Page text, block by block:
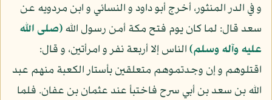
و في الدر المنثور، أخرج أبو داود و النسائي و ابن مردويه عن
سعد قال: لما كان يوم فتح مكة أمن رسول الله(صلى الله
عليه وآله وسلم)الناس إلا أربعة نفر و امرأتين، و قال:
اقتلوهم و إن وجدتموهم متعلقين بأستار الكعبة منهم عبد
الله بن سعد بن أبي سرح فاختبأ عند عثمان بن عفان. فلما